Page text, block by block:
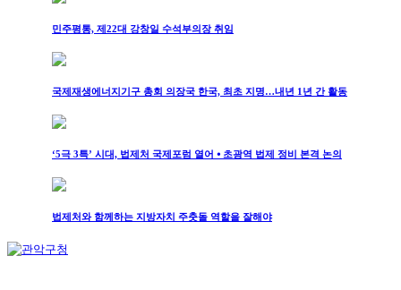
민주평통, 제22대 강창일 수석부의장 취임
국제재생에너지기구 총회 의장국 한국, 최초 지명…내년 1년 간 활동
‘5극 3특’ 시대, 법제처 국제포럼 열어 ⦁ 초광역 법제 정비 본격 논의
법제처와 함께하는 지방자치 주춧돌 역할을 잘해야